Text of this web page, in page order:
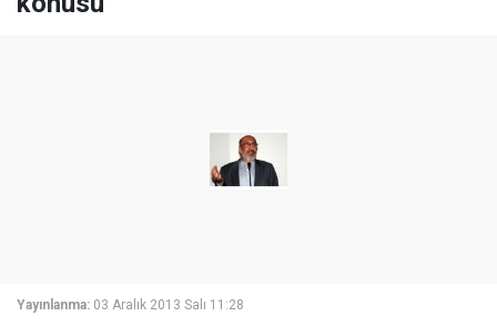
Yayınlanma: 03 Aralık 2013 Salı 11:28